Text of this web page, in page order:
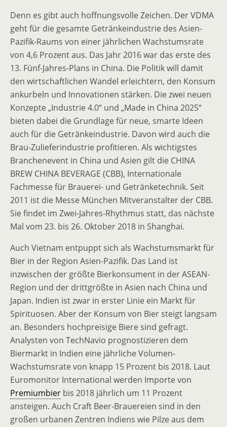
Denn es gibt auch hoffnungsvolle Zeichen. Der VDMA
geht für die gesamte Getränkeindustrie des Asien-
Pazifik-Raums von einer jährlichen Wachstumsrate
von 4,6 Prozent aus. Das Jahr 2016 war das erste des
13. Fünf-Jahres-Plans in China. Die Politik will damit
den wirtschaftlichen Wandel erleichtern, den Konsum
ankurbeln und Innovationen stärken. Die zwei neuen
Konzepte „Industrie 4.0“ und „Made in China 2025“
bieten dabei die Grundlage für neue, smarte Ideen
auch für die Getränkeindustrie. Davon wird auch die
Brau-Zulieferindustrie profitieren. Als wichtigstes
Branchenevent in China und Asien gilt die CHINA
BREW CHINA BEVERAGE (CBB), Internationale
Fachmesse für Brauerei- und Getränketechnik. Seit
2011 ist die Messe München Mitveranstalter der CBB.
Sie findet im Zwei-Jahres-Rhythmus statt, das nächste
Mal vom 23. bis 26. Oktober 2018 in Shanghai.
Auch Vietnam entpuppt sich als Wachstumsmarkt für
Bier in der Region Asien-Pazifik. Das Land ist
inzwischen der größte Bierkonsument in der ASEAN-
Region und der drittgrößte in Asien nach China und
Japan. Indien ist zwar in erster Linie ein Markt für
Spirituosen. Aber der Konsum von Bier steigt langsam
an. Besonders hochpreisige Biere sind gefragt.
Analysten von TechNavio prognostizieren dem
Biermarkt in Indien eine jährliche Volumen-
Wachstumsrate von knapp 15 Prozent bis 2018. Laut
Euromonitor International werden Importe von
Premiumbier bis 2018 jährlich um 11 Prozent
ansteigen. Auch Craft Beer-Brauereien sind in den
großen urbanen Zentren Indiens wie Pilze aus dem